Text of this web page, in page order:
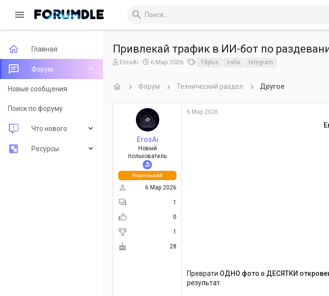
Главная
Форум
Новые сообщения
Поиск по форуму
Что нового
Новые сообщения
Ресурсы
Привлекай трафик в ИИ-бот по
А
о
ErosAi
Д
а
ч
а
л
а
6 Мар 2026
и
18plus nsfw telegram
Форум Технический раздел Другое
ErosAi
Новый
пользователь
Новенький
6 Мар 2026
1
0
1
28
6 Мар 2026
Преврати ОДНО фото в ДЕСЯТКИ
результат.